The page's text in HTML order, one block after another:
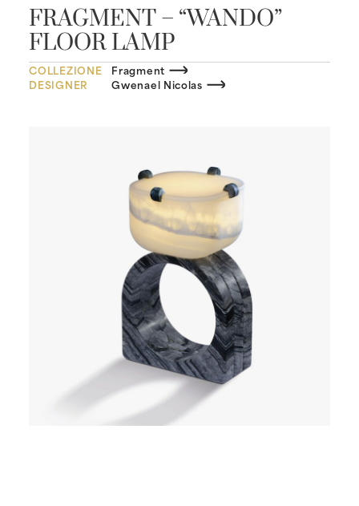
FRAGMENT – “WANDO”
FLOOR LAMP
COLLEZIONE
Fragment
DESIGNER
Gwenael Nicolas